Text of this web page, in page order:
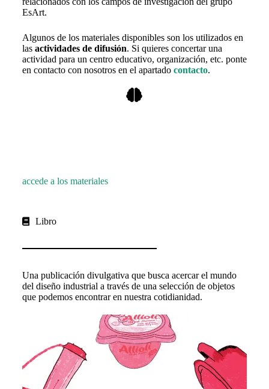
EsArt.
Algunos de los materiales disponibles son los utilizados en
las actividades de difusión. Si quieres concertar una
actividad para un centro educativo, organización, etc. ponte
en contacto con nosotros en el apartado contacto.
accede a los materiales
Libro
Una publicación divulgativa que busca acercar el mundo
del diseño industrial a través de una selección de objetos
que podemos encontrar en nuestra cotidianidad.